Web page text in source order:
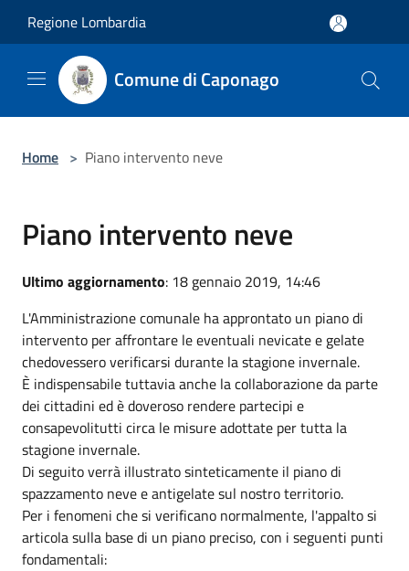
Regione Lombardia
Comune di Caponago
Home > Piano intervento neve
Piano intervento neve
Ultimo aggiornamento: 18 gennaio 2019, 14:46
L'Amministrazione comunale ha approntato un piano di
intervento per affrontare le eventuali nevicate e gelate
chedovessero verificarsi durante la stagione invernale.
È indispensabile tuttavia anche la collaborazione da parte
dei cittadini ed è doveroso rendere partecipi e
consapevolitutti circa le misure adottate per tutta la
stagione invernale.
Di seguito verrà illustrato sinteticamente il piano di
spazzamento neve e antigelate sul nostro territorio.
Per i fenomeni che si verificano normalmente, l'appalto si
articola sulla base di un piano preciso, con i seguenti punti
fondamentali: